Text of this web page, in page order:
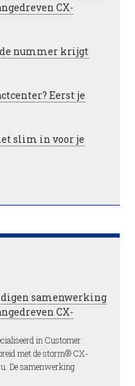
CX-
nummer krijgt
Eerst je
slim in voor je
samenwerking
CX-
in Customer
met de storm® CX-
De samenwerking